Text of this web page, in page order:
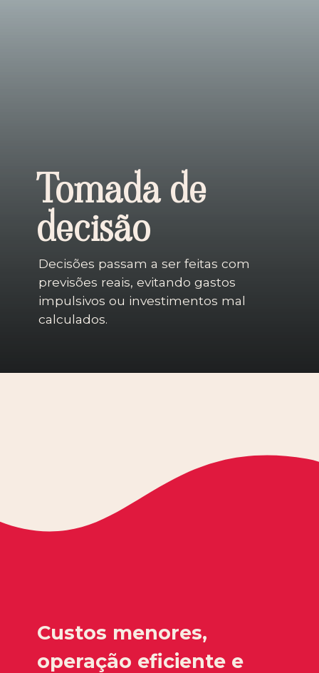
Tomada de
decisão
Decisões passam a ser feitas com
previsões reais, evitando gastos
impulsivos ou investimentos mal
calculados.
Custos menores,
operação eficiente e